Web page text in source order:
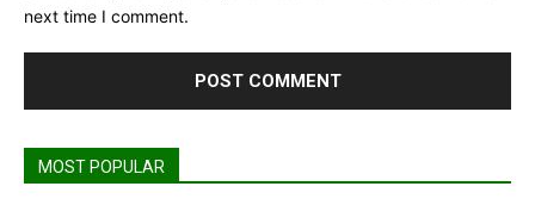
next time I comment.
MOST POPULAR